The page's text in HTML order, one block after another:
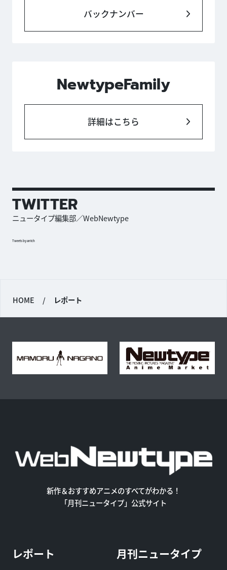
バックナンバー
NewtypeFamily
詳細はこちら
TWITTER
ニュータイプ編集部／WebNewtype
Tweets by antch
HOME / レポート
新作＆おすすめアニメのすべてがわかる！
「月刊ニュータイプ」公式サイト
レポート
月刊ニュータイプ